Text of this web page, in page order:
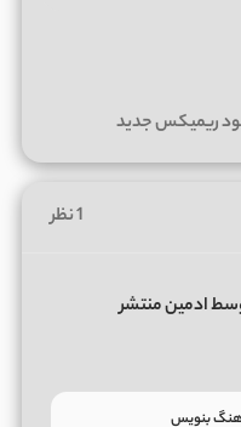
ریمیکس جدید
1 نظر
ادمین منتشر